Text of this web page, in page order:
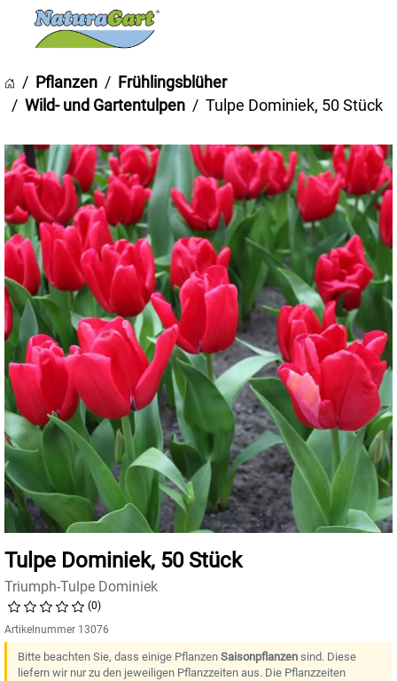
Pflanzen
Frühlingsblüher
Wild- und Gartentulpen
Tulpe Dominiek, 50 Stück
Tulpe Dominiek, 50 Stück
Triumph-Tulpe Dominiek
(0)
Artikelnummer 13076
Bitte beachten Sie, dass einige Pflanzen Saisonpflanzen sind. Diese
liefern wir nur zu den jeweiligen Pflanzzeiten aus. Die Pflanzzeiten